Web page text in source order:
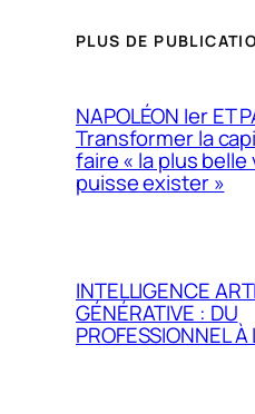
PLUS DE
NAPOLÉON Ier ET
Transformer la
faire « la plus belle
puisse exister »
INTELLIGENCE
GÉNÉRATIVE : DU
PROFESSIONNEL À